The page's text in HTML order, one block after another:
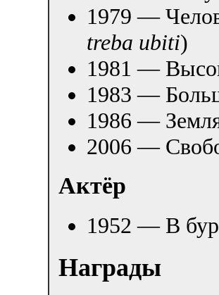
1979 —
treba ubiti)
1981 —
1983 —
1986 —
2006 —
Актёр
1952 — В
Награды